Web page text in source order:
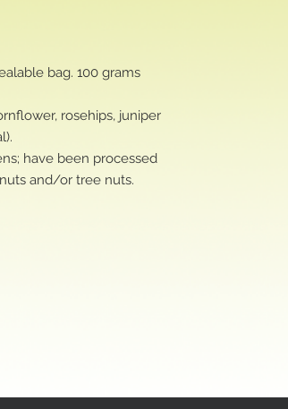
bag. 100 grams
rosehips, juniper
have been processed
and/or tree nuts.